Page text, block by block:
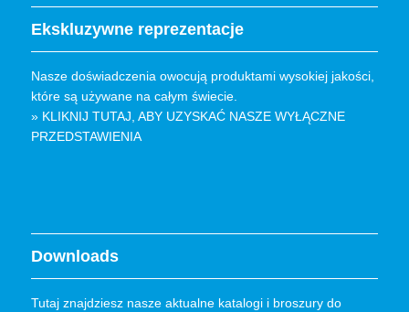
Ekskluzywne reprezentacje
Nasze doświadczenia owocują produktami wysokiej jakości,
które są używane na całym świecie.
» KLIKNIJ TUTAJ, ABY UZYSKAĆ ​​NASZE WYŁĄCZNE
PRZEDSTAWIENIA
Downloads
Tutaj znajdziesz nasze aktualne katalogi i broszury do